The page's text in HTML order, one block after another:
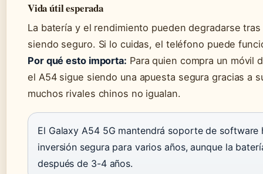
Vida útil esperada
La batería y el rendimiento pueden degradarse
siendo seguro. Si lo cuidas, el teléfono puede
Por qué esto importa: Para quien compra un móvil
el A54 sigue siendo una apuesta segura gracias a
muchos rivales chinos no igualan.
El Galaxy A54 5G mantendrá soporte de
inversión segura para varios años, aunque la
después de 3-4 años.